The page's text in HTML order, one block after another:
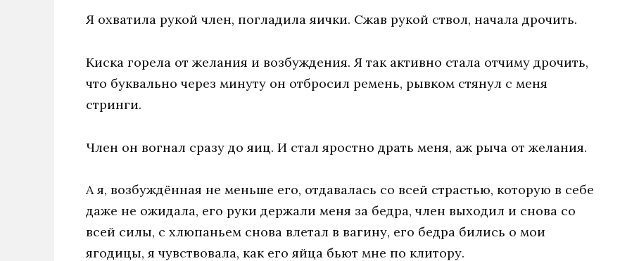
Я охватила рукой член, погладила яички. Сжав рукой ствол, начала дрочить.
Киска горела от желания и возбуждения. Я так активно стала отчиму дрочить,
что буквально через минуту он отбросил ремень, рывком стянул с меня
стринги.
Член он вогнал сразу до яиц. И стал яростно драть меня, аж рыча от желания.
A я, возбуждённая не меньше его, отдавалась со всей страстью, которую в себе
даже не ожидала, его руки держали меня за бедра, член выходил и снова со
всей силы, с хлюпаньем снова влетал в вагину, его бедра бились o мои
ягодицы, я чувствовала, как его яйца бьют мне по клитору.